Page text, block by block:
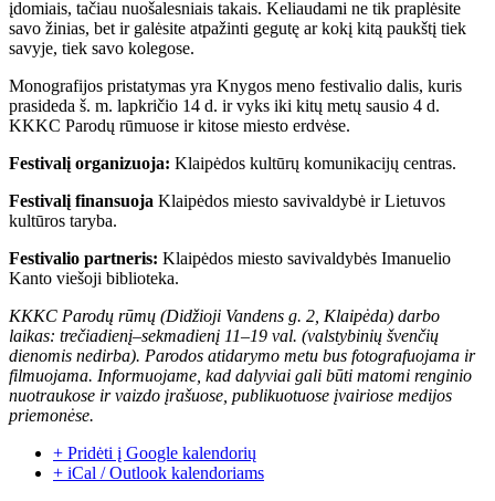
įdomiais, tačiau nuošalesniais takais. Keliaudami ne tik praplėsite
savo žinias, bet ir galėsite atpažinti gegutę ar kokį kitą paukštį tiek
savyje, tiek savo kolegose.
Monografijos pristatymas yra Knygos meno festivalio dalis, kuris
prasideda š. m. lapkričio 14 d. ir vyks iki kitų metų sausio 4 d.
KKKC Parodų rūmuose ir kitose miesto erdvėse.
Festivalį organizuoja: Klaipėdos kultūrų komunikacijų centras.
Festivalį finansuoja Klaipėdos miesto savivaldybė ir Lietuvos
kultūros taryba.
Festivalio partneris: Klaipėdos miesto savivaldybės Imanuelio
Kanto viešoji biblioteka.
KKKC Parodų rūmų (Didžioji Vandens g. 2, Klaipėda) darbo
laikas: trečiadienį–sekmadienį 11–19 val. (valstybinių švenčių
dienomis nedirba). Parodos atidarymo metu bus fotografuojama ir
filmuojama. Informuojame, kad dalyviai gali būti matomi renginio
nuotraukose ir vaizdo įrašuose, publikuotuose įvairiose medijos
priemonėse.
+ Pridėti į Google kalendorių
+ iCal / Outlook kalendoriams